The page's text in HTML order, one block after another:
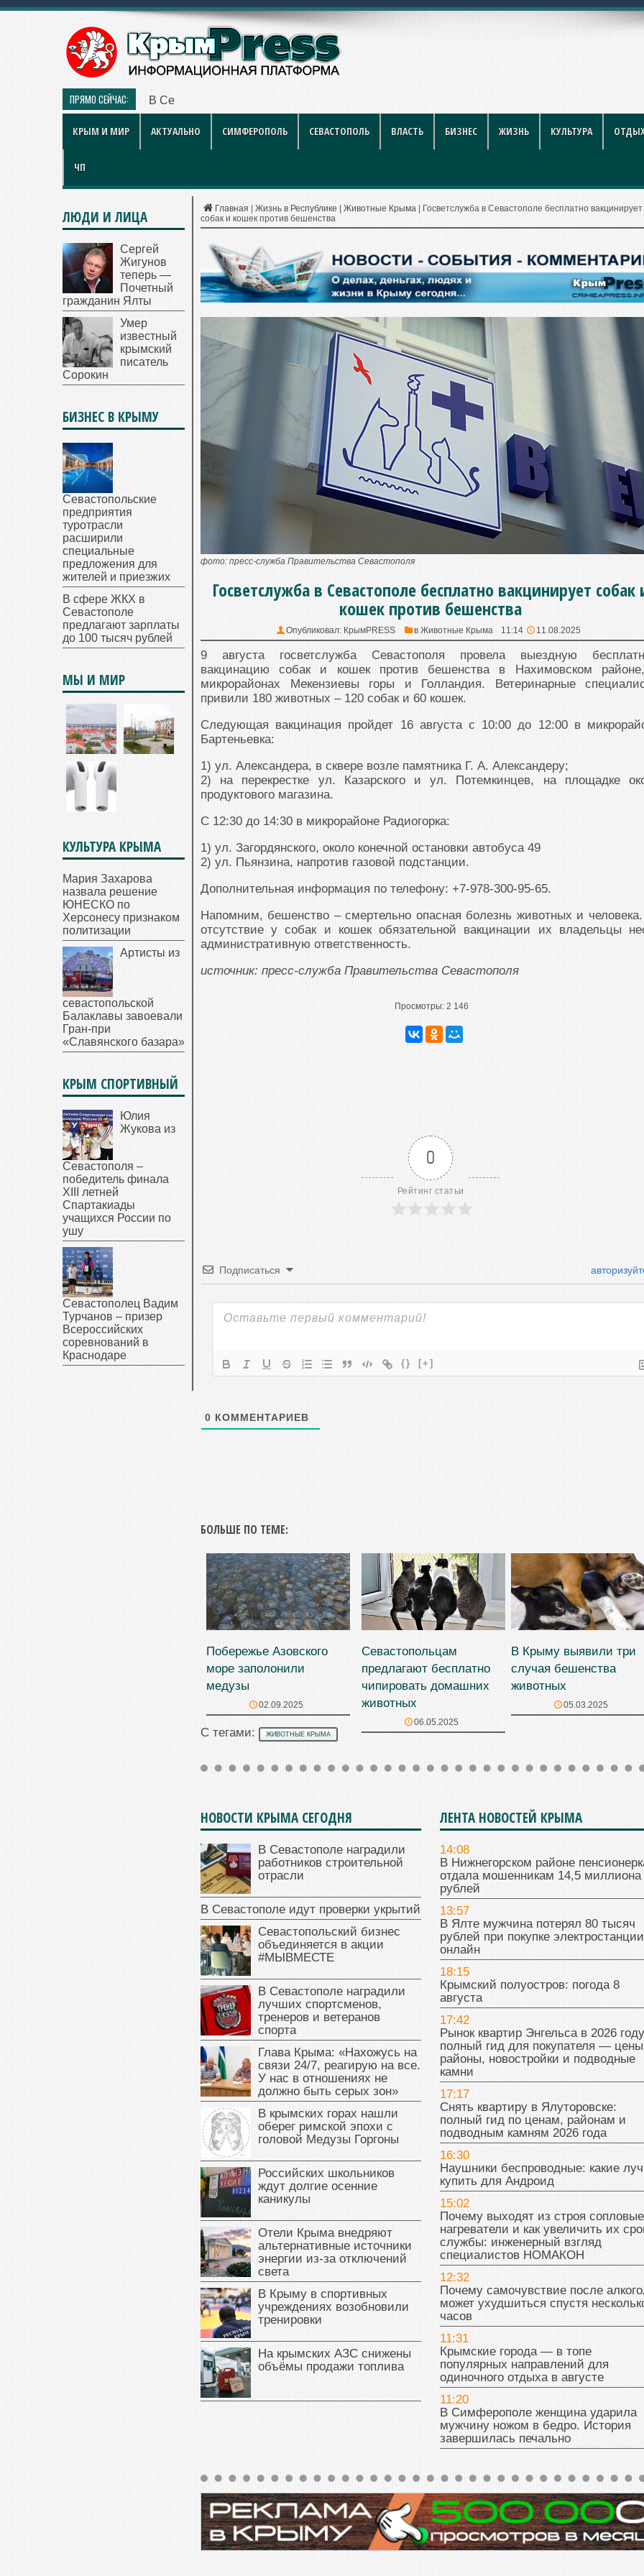
ПРЯМО СЕЙЧАС: В Севастополе идут проверки укрытий
КРЫМ И МИР АКТУАЛЬНО СИМФЕРОПОЛЬ СЕВАСТОПОЛЬ ВЛАСТЬ БИЗНЕС ЖИЗНЬ КУЛЬТУРА
ЧП
Главная Жизнь в Республике Животные Крыма
Госветслужба в Севастополе бесплатно вакцинирует
собак и кошек против бешенства
фото: пресс-служба Правительства Севастополя
Госветслужба в Севастополе бесплатно вакцинирует собак
кошек против бешенства
Опубликовал: КрымPRESS в Животные Крыма 11:14 11.08.2025
9 августа госветслужба Севастополя провела выездную
вакцинацию собак и кошек против бешенства в Нахимовском
микрорайонах Мекензиевы горы и Голландия. Ветеринарные
привили 180 животных – 120 собак и 60 кошек.
Следующая вакцинация пройдет 16 августа с 10:00 до 12:00 в
Бартеньевка:
1) ул. Александера, в сквере возле памятника Г. А. Александеру;
2) на перекрестке ул. Казарского и ул. Потемкинцев, на площадке
продуктового магазина.
С 12:30 до 14:30 в микрорайоне Радиогорка:
1) ул. Загордянского, около конечной остановки автобуса 49
2) ул. Пьянзина, напротив газовой подстанции.
Дополнительная информация по телефону: +7-978-300-95-65.
Напомним, бешенство – смертельно опасная болезнь животных и
отсутствие у собак и кошек обязательной вакцинации их владельцы
административную ответственность.
источник: пресс-служба Правительства Севастополя
Просмотры: 2 146
0
Рейтинг статьи
Подписаться
{} [+]
0 КОММЕНТАРИЕВ
БОЛЬШЕ ПО ТЕМЕ:
Побережье Азовского
море заполонили
медузы
02.09.2025
Севастопольцам
предлагают бесплатно
чипировать домашних
животных
06.05.2025
В Крыму выявили три
случая бешенства
животных
05.03.2025
С тегами: ЖИВОТНЫЕ КРЫМА
НОВОСТИ КРЫМА СЕГОДНЯ
В Севастополе наградили
работников строительной
отрасли
В Севастополе идут проверки укрытий
Севастопольский бизнес
объединяется в акции
#МЫВМЕСТЕ
В Севастополе наградили
лучших спортсменов,
тренеров и ветеранов
спорта
Глава Крыма: «Нахожусь на
связи 24/7, реагирую на все.
У нас в отношениях не
должно быть серых зон»
В крымских горах нашли
оберег римской эпохи с
головой Медузы Горгоны
Российских школьников
ждут долгие осенние
каникулы
Отели Крыма внедряют
альтернативные источники
энергии из-за отключений
света
В Крыму в спортивных
учреждениях возобновили
тренировки
На крымских АЗС снижены
объёмы продажи топлива
ЛЕНТА НОВОСТЕЙ КРЫМА
14:08
В Нижнегорском районе
отдала мошенникам 14,5 миллиона
рублей
13:57
В Ялте мужчина потерял 80 тысяч
рублей при покупке электростанции
онлайн
18:15
Крымский полуостров: погода 8
августа
17:42
Рынок квартир Энгельса в 2026
полный гид для покупателя —
районы, новостройки и подводные
камни
17:17
Снять квартиру в Ялуторовске:
полный гид по ценам, районам и
подводным камням 2026 года
16:30
Наушники беспроводные: какие
купить для Андроид
15:02
Почему выходят из строя сопловые
нагреватели и как увеличить их
службы: инженерный взгляд
специалистов НОМАКОН
12:32
Почему самочувствие после
может ухудшиться спустя
часов
11:31
Крымские города — в топе
популярных направлений для
одиночного отдыха в августе
11:20
В Симферополе женщина ударила
мужчину ножом в бедро. История
завершилась печально
ЛЮДИ И ЛИЦА
Сергей
Жигунов
теперь —
Почетный
гражданин Ялты
Умер
известный
крымский
писатель
Сорокин
БИЗНЕС В КРЫМУ
Севастопольские
предприятия
туротрасли
расширили
специальные
предложения для
жителей и приезжих
В сфере ЖКХ в
Севастополе
предлагают зарплаты
до 100 тысяч рублей
МЫ И МИР
КУЛЬТУРА КРЫМА
Мария Захарова
назвала решение
ЮНЕСКО по
Херсонесу признаком
политизации
Артисты из
севастопольской
Балаклавы завоевали
Гран-при
«Славянского базара»
КРЫМ СПОРТИВНЫЙ
Юлия
Жукова из
Севастополя –
победитель финала
XIII летней
Спартакиады
учащихся России по
ушу
Севастополец Вадим
Турчанов – призер
Всероссийских
соревнований в
Краснодаре